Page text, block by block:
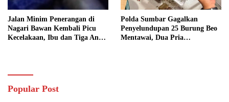
Jalan Minim Penerangan di
Nagari Bawan Kembali Picu
Kecelakaan, Ibu dan Tiga Anak
Polda Sumbar Gagalkan
Penyelundupan 25 Burung Beo
Mentawai, Dua Pria
Popular Post